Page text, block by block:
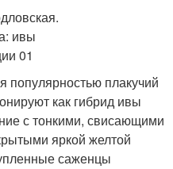
популярностью плакучий
как гибрид ивы
с тонкими, свисающими
яркой желтой
саженцы